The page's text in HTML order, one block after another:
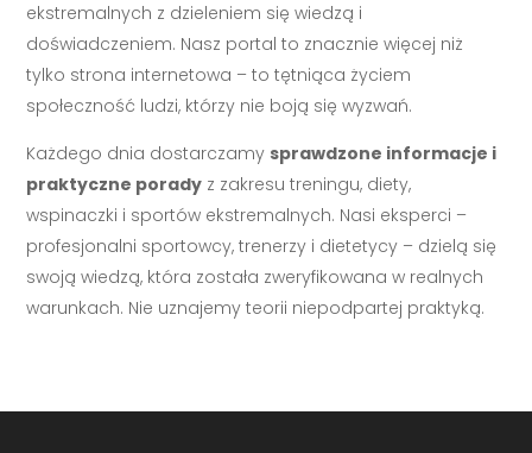
ekstremalnych z dzieleniem się wiedzą i
doświadczeniem. Nasz portal to znacznie więcej niż
tylko strona internetowa – to tętniąca życiem
społeczność ludzi, którzy nie boją się wyzwań.
Każdego dnia dostarczamy sprawdzone informacje i
praktyczne porady z zakresu treningu, diety,
wspinaczki i sportów ekstremalnych. Nasi eksperci –
profesjonalni sportowcy, trenerzy i dietetycy – dzielą się
swoją wiedzą, która została zweryfikowana w realnych
warunkach. Nie uznajemy teorii niepodpartej praktyką.